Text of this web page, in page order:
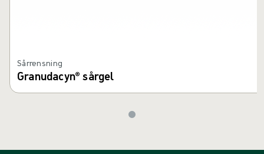
Sårrensning
Granudacyn® sårgel